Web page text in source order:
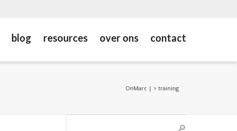
blog resources over ons contact
OnMarc | > training